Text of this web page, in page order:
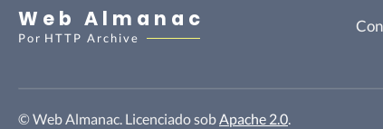
Web Almanac
Por HTTP Archive
© Web Almanac. Licenciado sobApache 2.0.